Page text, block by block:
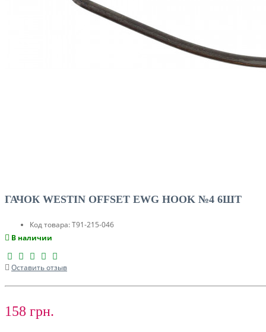
ГАЧОК WESTIN OFFSET EWG HOOK №4 6ШТ
Код товара:T91-215-046
В наличии
Оставить отзыв
158 грн.